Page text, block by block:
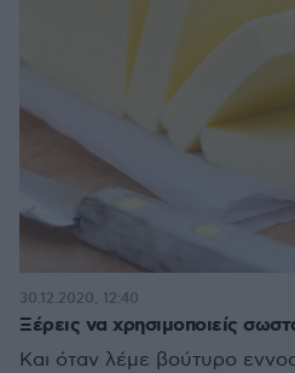
Ξέρεις να χρησιμοποιείς
Και όταν λέμε βούτυρο
30.12.2020, 12:40